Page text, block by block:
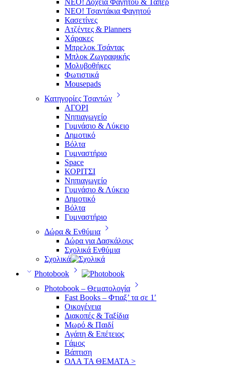
ΝΕΟ! Τσαντάκια Φαγητού
Κασετίνες
Ατζέντες & Planners
Χάρακες
Μπρελοκ Τσάντας
Μπλοκ Ζωγραφικής
Μολυβοθήκες
Φωτιστικά
Mousepads
Κατηγορίες Τσαντών
ΑΓΟΡΙ
Νηπιαγωγείο
Γυμνάσιο & Λύκειο
Δημοτικό
Βόλτα
Γυμναστήριο
Space
ΚΟΡΙΤΣΙ
Νηπιαγωγείο
Γυμνάσιο & Λύκειο
Δημοτικό
Βόλτα
Γυμναστήριο
Δώρα & Ενθύμια
Δώρα για Δασκάλους
Σχολικά Ενθύμια
Σχολικά
Photobook
Photobook – Θεματολογία
Fast Books – Φτιαξ’ τα σε 1′
Οικογένεια
Διακοπές & Ταξίδια
Μωρό & Παιδί
Αγάπη & Επέτειος
Γάμος
Βάπτιση
ΟΛΑ ΤΑ ΘΕΜΑΤΑ >